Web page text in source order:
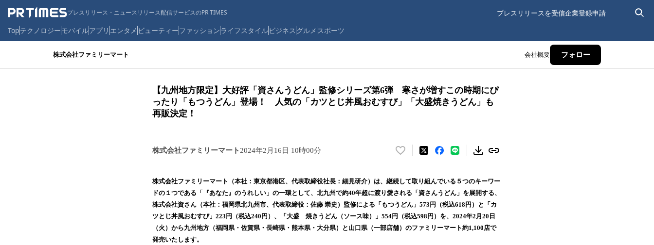
プレスリリース・ニュースリリース配信サービスのPR TIMES プレスリリースを受信企業登録申請
Topテクノロジーモバイルアプリ エンタメ ビューティーファッションライフスタイルビジネス グルメ スポーツ
株式会社ファミリーマート 会社概要 フォロー
【九州地方限定】大好評「資さんうどん」監修シリーズ第6弾 寒さが増すこの時期にぴ
ったり「もつうどん」登場！ 人気の「カツとじ丼風おむすび」「大盛焼きうどん」も
再販決定！
株式会社ファミリーマート 2024年2月16日 10時00分
い
！
数
を
読
み
株式会社ファミリーマート（本社：東京都港区、代表取締役社長：細見研介）は、継続して取り組んでいる５つのキーワー
ドの１つである「『あなた』のうれしい」の一環として、北九州で約40年超に渡り愛される「資さんうどん」を展開する、
株式会社資さん（本社：福岡県北九州市、代表取締役：佐藤 崇史）監修による「もつうどん」573円（税込618円）と「カ
ツとじ丼風おむすび」223円（税込240円）、「大盛 焼きうどん（ソース味）」554円（税込598円）を、2024年2月20日
（火）から九州地方（福岡県・佐賀県・長崎県・熊本県・大分県）と山口県（一部店舗）のファミリーマート約1,100店で
発売いたします。